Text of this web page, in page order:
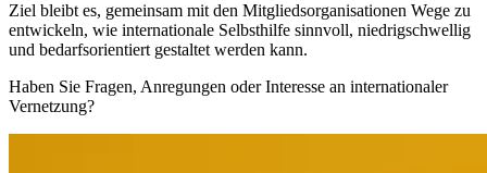
Ziel bleibt es, gemeinsam mit den Mitgliedsorganisationen Wege zu
entwickeln, wie internationale Selbsthilfe sinnvoll, niedrigschwellig
und bedarfsorientiert gestaltet werden kann.
Haben Sie Fragen, Anregungen oder Interesse an internationaler
Vernetzung?